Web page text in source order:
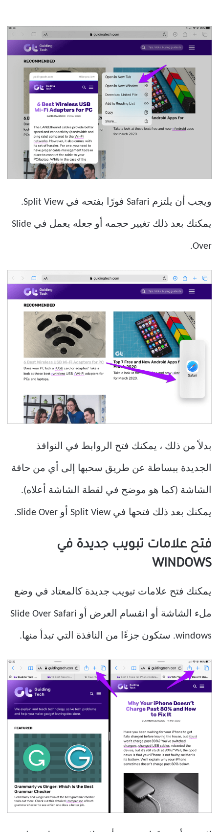
ويجب أن يلتزم Safari فورًا بفتحه في Split View.
يمكنك بعد ذلك تغيير حجمه أو جعله يعمل في Slide
Over.
بدلاً من ذلك ، يمكنك فتح الروابط في النوافذ
الجديدة ببساطة عن طريق سحبها إلى أي من حافة
الشاشة (كما هو موضح في لقطة الشاشة أعلاه).
يمكنك بعد ذلك فتحها في Split View أو Slide Over.
فتح علامات تبويب جديدة في
WINDOWS
يمكنك فتح علامات تبويب جديدة كالمعتاد في وضع
ملء الشاشة أو انقسام العرض أو Slide Over Safari
windows. ستكون جزءًا من النافذة التي تبدأ منها.